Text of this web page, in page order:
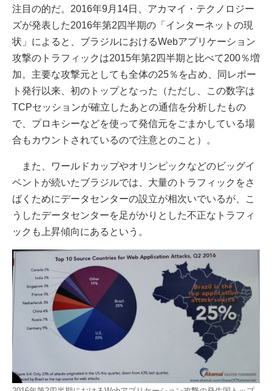
注目の的だ。2016年9月14日、アカマイ・テクノロジー
ズが発表した2016年第2四半期の「インターネットの現
状」によると、ブラジルにおけるWebアプリケーション
攻撃のトラフィックは2015年第2四半期と比べて200％増
加。主要な攻撃元としても全体の25％を占め、同レポー
ト発行以来、初のトップとなった（ただし、この数字は
TCPセッションが確立したあとの通信を分析したもの
で、プロキシーなどを使って発信元をごまかしている場
合もカウントされているので注意とのこと）。
また、ワールドカップやオリンピックなどのビッグイ
ベントが続いたブラジルでは、大量のトラフィックをさ
ばくためにデータセンターの設立が相次いでいるが、こ
うしたデータセンターを足がかりとした不正なトラフィ
ックも上昇傾向にあるという。